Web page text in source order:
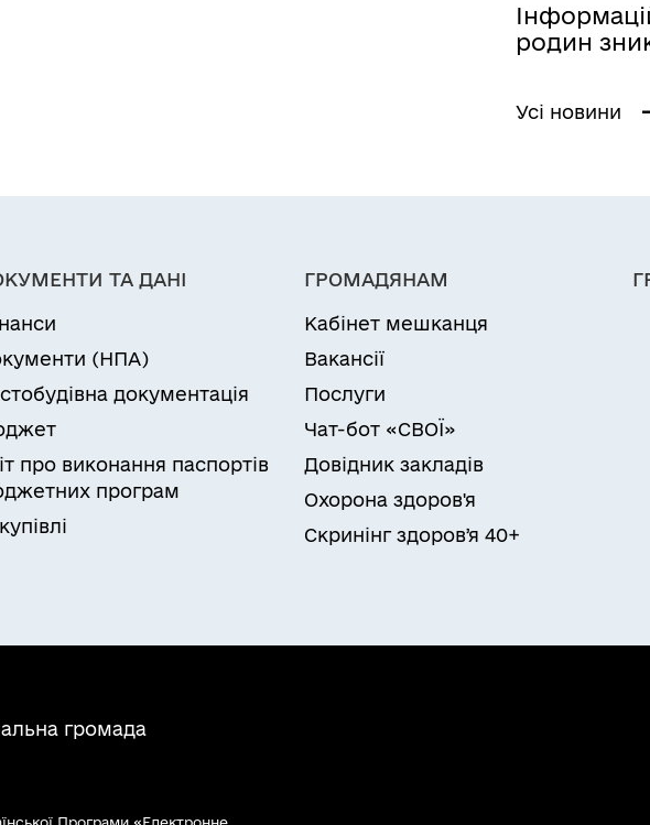
родин
Усі новини
ТА ДАНІ
(НПА)
документація
про виконання паспортів
програм
ГРОМАДЯНАМ
Кабінет мешканця
Вакансії
Послуги
Чат-бот «СВОЇ»
Довідник закладів
Охорона здоров'я
Скринінг здоровʼя 40+
громада
Програми «Електронне